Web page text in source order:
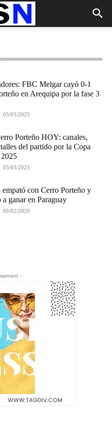
FBC Melgar cayó 0-1
en Arequipa por la fase 3
05/03/2025
Porteño HOY: canales,
del partido por la Copa
05/03/2025
con Cerro Porteño y
a ganar en Paraguay
06/02/2020
-